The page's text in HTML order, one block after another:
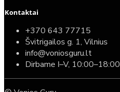
Kontaktai
+370 643 77715
Švitrigailos g. 1, Vilnius
info@voniosguru.lt
Dirbame I–V, 10:00–18:00